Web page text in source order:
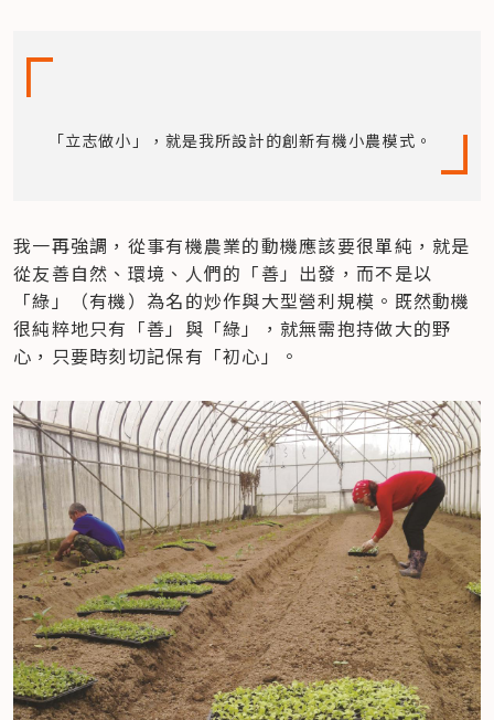
「立志做小」，就是我所設計的創新有機小農模式。
我一再強調，從事有機農業的動機應該要很單純，就是
從友善自然、環境、人們的「善」出發，而不是以
「綠」（有機）為名的炒作與大型營利規模。既然動機
很純粹地只有「善」與「綠」，就無需抱持做大的野
心，只要時刻切記保有「初心」。